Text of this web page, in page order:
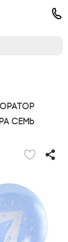
Семь